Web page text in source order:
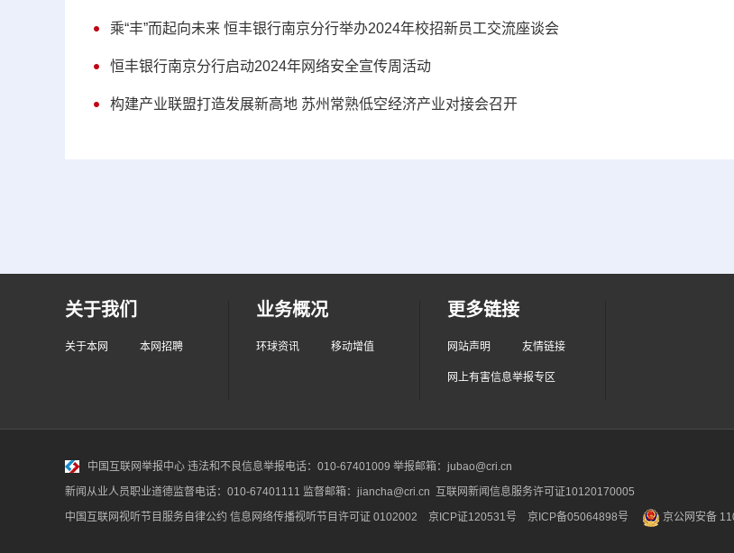
乘“丰”而起向未来 恒丰银行南京分行举办2024年校招新员工交流座谈会
恒丰银行南京分行启动2024年网络安全宣传周活动
构建产业联盟打造发展新高地 苏州常熟低空经济产业对接会召开
关于我们
关于本网 本网招聘
业务概况
环球资讯 移动增值
更多链接
网站声明 友情链接
网上有害信息举报专区
中国互联网举报中心 违法和不良信息举报电话：010-67401009 举报邮箱：jubao@cri.cn
新闻从业人员职业道德监督电话：010-67401111 监督邮箱：jiancha@cri.cn 互联网新闻信息服务许可证10120170005
中国互联网视听节目服务自律公约 信息网络传播视听节目许可证 0102002 京ICP证120531号 京ICP备05064898号 京公网安备